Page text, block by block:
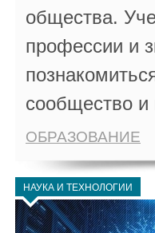
общества.
профессии и
сообщество и
ОБРАЗОВАНИЕ
НАУКА И ТЕХНОЛОГИИ